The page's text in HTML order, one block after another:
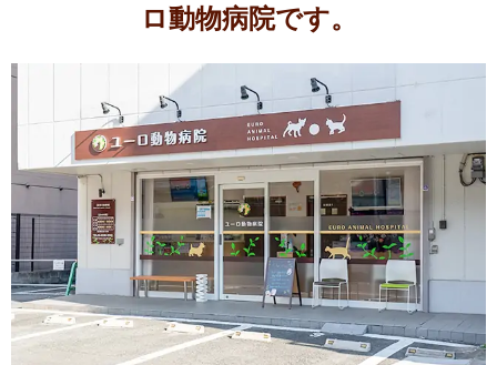
ロ動物病院です。